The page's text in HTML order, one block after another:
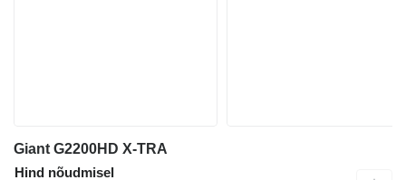
Giant G2200HD X-TRA
Hind nõudmisel